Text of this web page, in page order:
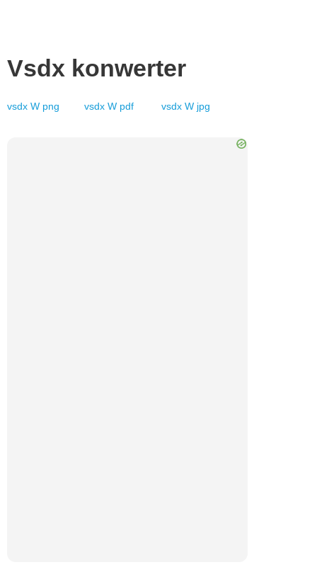
Vsdx konwerter
vsdx W png vsdx W pdf vsdx W jpg